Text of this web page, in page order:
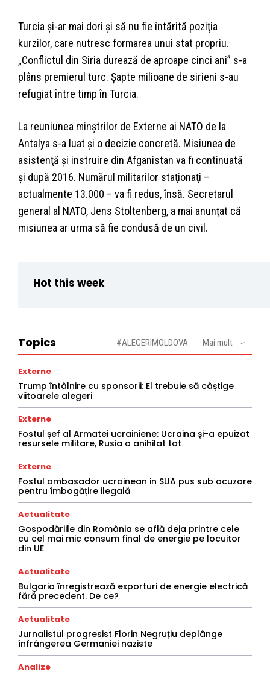
Turcia şi-ar mai dori şi să nu fie întărită poziţia
kurzilor, care nutresc formarea unui stat propriu.
„Conflictul din Siria durează de aproape cinci ani” s-a
plâns premierul turc. Şapte milioane de sirieni s-au
refugiat între timp în Turcia.
La reuniunea minştrilor de Externe ai NATO de la
Antalya s-a luat şi o decizie concretă. Misiunea de
asistenţă şi instruire din Afganistan va fi continuată
şi după 2016. Numărul militarilor staţionaţi –
actualmente 13.000 – va fi redus, însă. Secretarul
general al NATO, Jens Stoltenberg, a mai anunţat că
misiunea ar urma să fie condusă de un civil.
Hot this week
Topics #ALEGERIMOLDOVA Mai mult
Externe
Trump întâlnire cu sponsorii: El trebuie să câștige
viitoarele alegeri
Externe
Fostul șef al Armatei ucrainiene: Ucraina și-a epuizat
resursele militare, Rusia a anihilat tot
Externe
Fostul ambasador ucrainean in SUA pus sub acuzare
pentru îmbogățire ilegală
Actualitate
Gospodăriile din România se află deja printre cele
cu cel mai mic consum final de energie pe locuitor
din UE
Actualitate
Bulgaria înregistrează exporturi de energie electrică
fără precedent. De ce?
Actualitate
Jurnalistul progresist Florin Negruțiu deplânge
înfrângerea Germaniei naziste
Analize